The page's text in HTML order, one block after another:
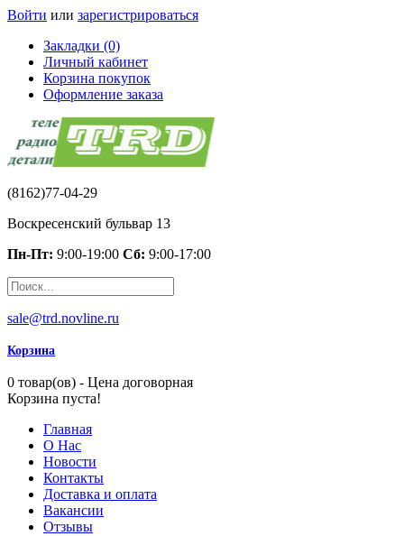
Войти или зарегистрироваться
Закладки (0)
Личный кабинет
Корзина покупок
Оформление заказа
(8162)77-04-29
Воскресенский бульвар 13
Пн-Пт: 9:00-19:00 Сб: 9:00-17:00
sale@trd.novline.ru
Корзина
0 товар(ов) - Цена договорная
Корзина пуста!
Главная
О Нас
Новости
Контакты
Доставка и оплата
Вакансии
Отзывы